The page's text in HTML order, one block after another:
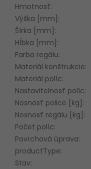
Hmotnosť:
Výška [mm] :
Šírka [mm] :
Hĺbka [mm] :
Farba regálu:
Materiál konštrukcie:
Materiál políc:
Nastavitelnosť políc:
Nosnosť police [kg] :
Nosnosť regálu [kg] :
Počet políc:
Povrchová úprava:
productType:
Stav: